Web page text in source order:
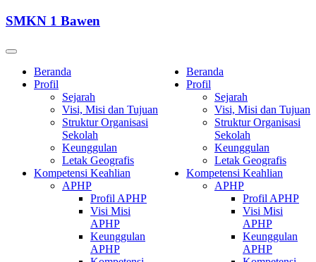
SMKN 1 Bawen
Beranda
Profil
Sejarah
Visi, Misi dan Tujuan
Struktur Organisasi
Sekolah
Keunggulan
Letak Geografis
Kompetensi Keahlian
APHP
Profil APHP
Visi Misi
APHP
Keunggulan
APHP
Beranda
Profil
Sejarah
Visi, Misi dan Tujuan
Struktur Organisasi
Sekolah
Keunggulan
Letak Geografis
Kompetensi Keahlian
APHP
Profil APHP
Visi Misi
APHP
Keunggulan
APHP